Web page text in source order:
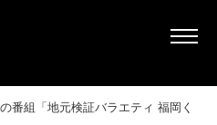
番組「地元検証バラエティ 福岡く